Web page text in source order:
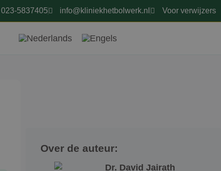
023-5837405 info@kliniekhetbolwerk.nl Voor verwijzers
Over de auteur:
Dr. David Jairath